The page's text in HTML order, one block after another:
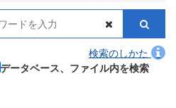
検索のしかた
データベース、ファイル内を検索